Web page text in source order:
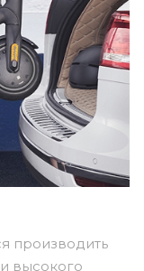
производить
высокого